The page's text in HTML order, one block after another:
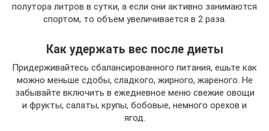
полутора литров в сутки, а если они активно занимаются
спортом, то объем увеличивается в 2 раза.
Как удержать вес после диеты
Придерживайтесь сбалансированного питания, ешьте как
можно меньше сдобы, сладкого, жирного, жареного. Не
забывайте включить в ежедневное меню свежие овощи
и фрукты, салаты, крупы, бобовые, немного орехов и
ягод.